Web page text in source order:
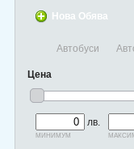
Нова Обява
Автобуси
Цена
лв.
минимум